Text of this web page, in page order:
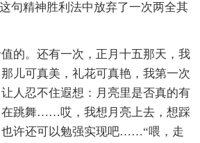
句精神胜利法中放弃了一次两全其
的。还有一次，正月十五那天，我
儿可真美，礼花可真艳，我第一次
人忍不住遐想：月亮里是否真的有
在跳舞……哎，我想月亮上去，想踩
也许还可以勉强实现吧……“喂，走